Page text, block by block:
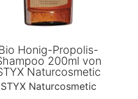
Honig-Propolis-
200ml von
Naturcosmetic
STYX Naturcosmetic